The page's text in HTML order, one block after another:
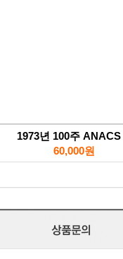
1973년 100주 ANACS
60,000원